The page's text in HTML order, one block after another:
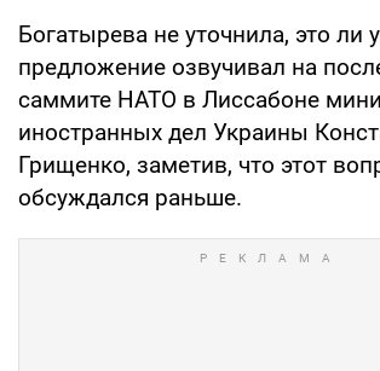
Богатырева не уточнила, это ли
предложение озвучивал на
саммите НАТО в Лиссабоне
иностранных дел Украины
Грищенко, заметив, что этот
обсуждался раньше.